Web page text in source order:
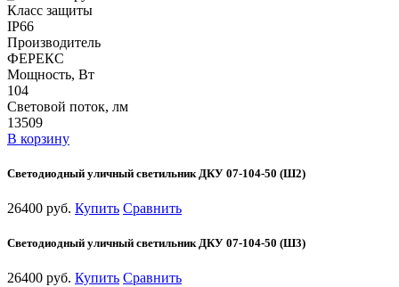
Класс защиты
IP66
Производитель
ФЕРЕКС
Мощность, Вт
104
Световой поток, лм
13509
В корзину
Светодиодный уличный светильник ДКУ 07-104-50 (Ш2)
26400 руб. Купить Сравнить
Светодиодный уличный светильник ДКУ 07-104-50 (Ш3)
26400 руб. Купить Сравнить